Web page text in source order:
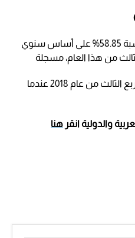
كما قفزت أرباحها التشغيلية بنسبة 58.85% على أساس سنوي
أفضل أداء ربع سنوي لها منذ الربع الثالث من عام 2018 عندما
والدولية انقر هنا